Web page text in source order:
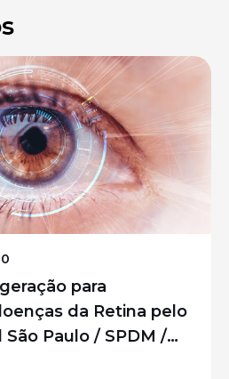
para
da Retina pelo
São Paulo / SPDM /